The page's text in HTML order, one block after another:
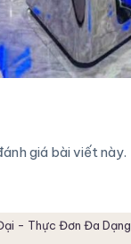
giá bài viết này.
- Thực Đơn Đa